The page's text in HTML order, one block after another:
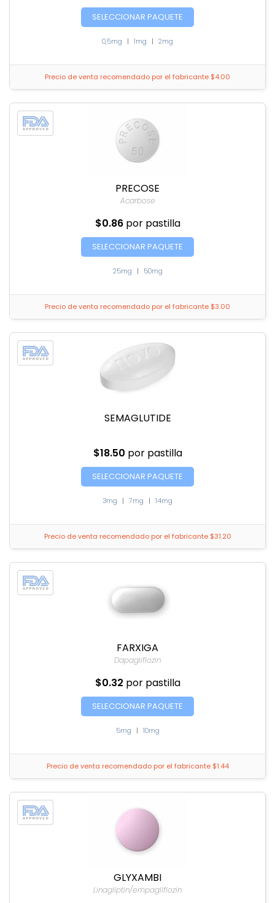
SELECCIONAR PAQUETE
0,5mg | 1mg | 2mg
Precio de venta recomendado por el fabricante $4.00
PRECOSE
Acarbose
$0.86 por pastilla
SELECCIONAR PAQUETE
25mg | 50mg
Precio de venta recomendado por el fabricante $3.00
SEMAGLUTIDE
$18.50 por pastilla
SELECCIONAR PAQUETE
3mg | 7mg | 14mg
Precio de venta recomendado por el fabricante $31.20
FARXIGA
Dapagliflozin
$0.32 por pastilla
SELECCIONAR PAQUETE
5mg | 10mg
Precio de venta recomendado por el fabricante $1.44
GLYXAMBI
Linagliptin/empagliflozin